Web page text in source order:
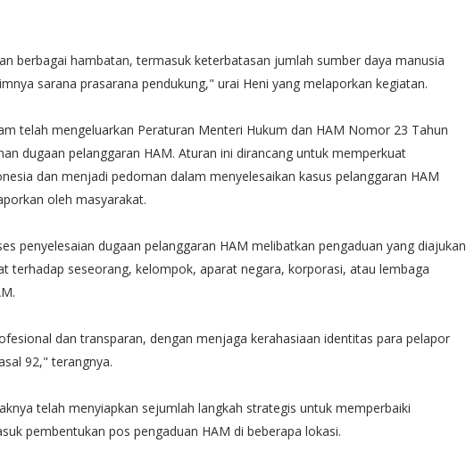
berbagai hambatan, termasuk keterbatasan jumlah sumber daya manusia
sarana prasarana pendukung," urai Heni yang melaporkan kegiatan.
telah mengeluarkan Peraturan Menteri Hukum dan HAM Nomor 23 Tahun
dugaan pelanggaran HAM. Aturan ini dirancang untuk memperkuat
dan menjadi pedoman dalam menyelesaikan kasus pelanggaran HAM
oleh masyarakat.
penyelesaian dugaan pelanggaran HAM melibatkan pengaduan yang diajukan
terhadap seseorang, kelompok, aparat negara, korporasi, atau lembaga
dan transparan, dengan menjaga kerahasiaan identitas para pelapor
92," terangnya.
telah menyiapkan sejumlah langkah strategis untuk memperbaiki
pembentukan pos pengaduan HAM di beberapa lokasi.